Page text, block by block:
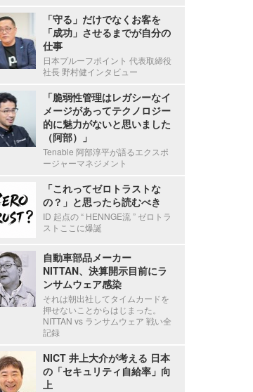
「守る」だけでなくお客を
「成功」させるまでが自分の
仕事
日本プルーフポイント 代表取締役
社長 野村健インタビュー
「脆弱性管理はレガシーなイ
メージがあってテクノロジー
的に魅力がないと思いました
（阿部）」
Tenable 阿部淳平が語るエクスポ
ージャーマネジメント
「これってゼロトラストな
の？」と思ったら読むべき
ID 起点の “ HENNGE流 ” ゼロトラ
ストここに爆誕
自動車部品メーカー
NITTAN、決算開示目前にラ
ンサムウェア感染
それは朝出社してタイムカードを
押せないことからはじまった。
NITTAN vs ランサムウェア 戦い全
記録
NICT 井上大介が考える 日本
の「セキュリティ自給率」向
上